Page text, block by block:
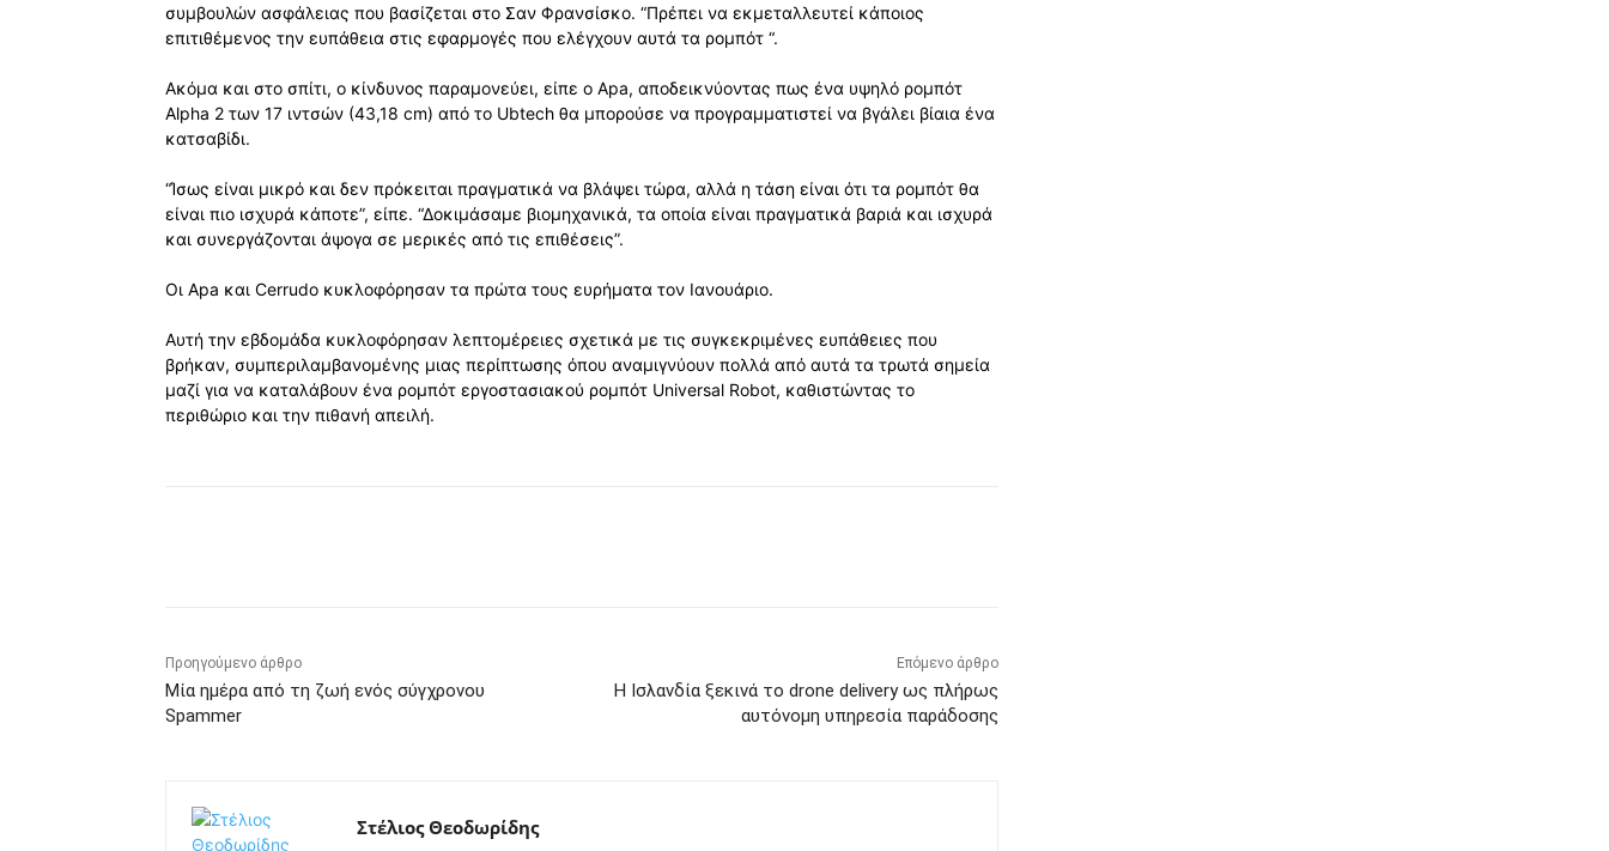
συμβουλών ασφάλειας που βασίζεται στο Σαν Φρανσίσκο. “Πρέπει να εκμεταλλευτεί κάποιος
επιτιθέμενος την ευπάθεια στις εφαρμογές που ελέγχουν αυτά τα ρομπότ “.
Ακόμα και στο σπίτι, ο κίνδυνος παραμονεύει, είπε ο Apa, αποδεικνύοντας πως ένα υψηλό ρομπότ
Alpha 2 των 17 ιντσών (43,18 cm) από το Ubtech θα μπορούσε να προγραμματιστεί να βγάλει βίαια ένα
κατσαβίδι.
“Ίσως είναι μικρό και δεν πρόκειται πραγματικά να βλάψει τώρα, αλλά η τάση είναι ότι τα ρομπότ θα
είναι πιο ισχυρά κάποτε”, είπε. “Δοκιμάσαμε βιομηχανικά, τα οποία είναι πραγματικά βαριά και ισχυρά
και συνεργάζονται άψογα σε μερικές από τις επιθέσεις”.
Οι Apa και Cerrudo κυκλοφόρησαν τα πρώτα τους ευρήματα τον Ιανουάριο.
Αυτή την εβδομάδα κυκλοφόρησαν λεπτομέρειες σχετικά με τις συγκεκριμένες ευπάθειες που
βρήκαν, συμπεριλαμβανομένης μιας περίπτωσης όπου αναμιγνύουν πολλά από αυτά τα τρωτά σημεία
μαζί για να καταλάβουν ένα ρομπότ εργοστασιακού ρομπότ Universal Robot, καθιστώντας το
περιθώριο και την πιθανή απειλή.
Προηγούμενο άρθρο
Μία ημέρα από τη ζωή ενός σύγχρονου
Spammer
Επόμενο άρθρο
Η Ισλανδία ξεκινά το drone delivery ως πλήρως
αυτόνομη υπηρεσία παράδοσης
Στέλιος Θεοδωρίδης